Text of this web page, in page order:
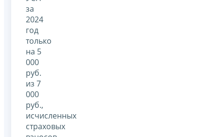
за
2024
год
только
на 5
000
руб.
из 7
000
руб.,
исчисленных
страховых